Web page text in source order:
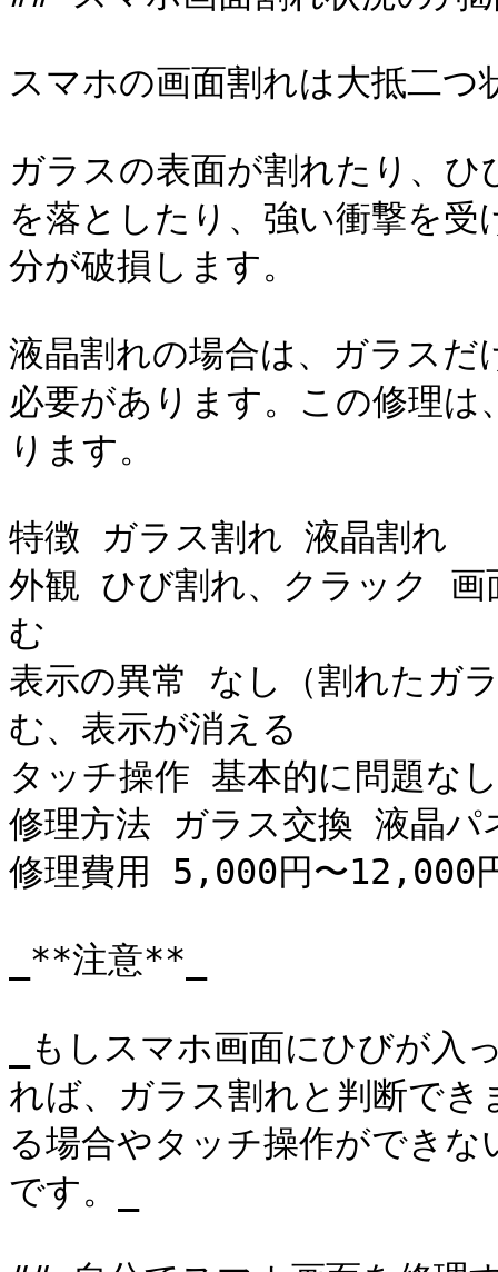
スマホの画面割れは大抵二
ガラスの表面が割れたり、
を落としたり、強い衝撃を
分が破損します。
液晶割れの場合は、ガラス
必要があります。この修理
ります。
特徴 ガラス割れ 液晶割れ
外観 ひび割れ、クラック 画
む
表示の異常 なし（割れたガ
む、表示が消える
タッチ操作 基本的に問題な
修理方法 ガラス交換 液晶パ
修理費用 5,000円〜12,000
_**注意**_
_もしスマホ画面にひびが入
れば、ガラス割れと判断で
る場合やタッチ操作ができ
です。_